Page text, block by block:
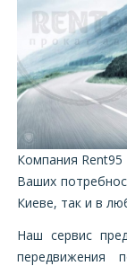
Компания
Ваших
Киеве, так и в
Наш сервис
передвижения